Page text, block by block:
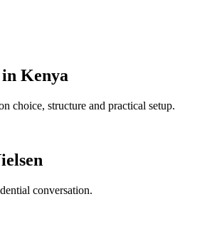
in Kenya
choice, structure and practical setup.
conversation.